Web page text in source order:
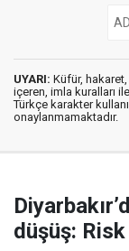
UYARI: Küfür,
içeren, imla kuralları
Türkçe karakter
onaylanmamaktadır.
düşüş: